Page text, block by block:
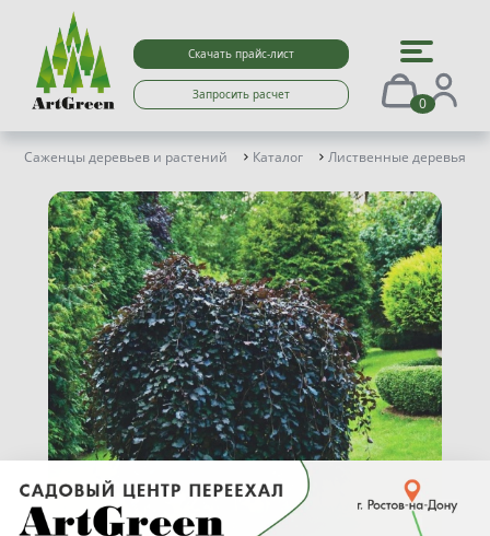
Скачать прайс-лист
Запросить расчет 0
Саженцы деревьев и растений Каталог Лиственные деревья